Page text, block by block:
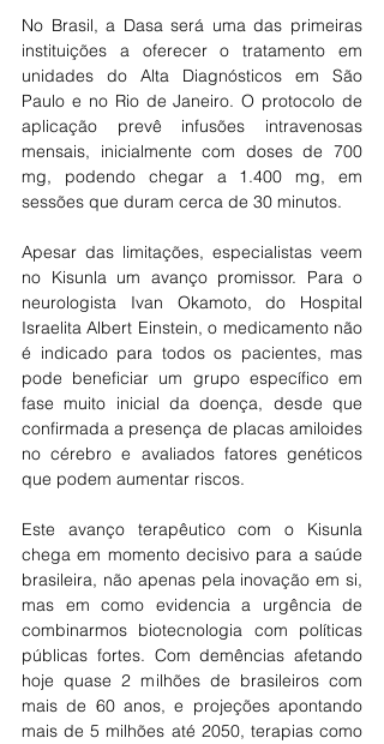
No Brasil, a Dasa será uma das primeiras
instituições a oferecer o tratamento em
unidades do Alta Diagnósticos em São
Paulo e no Rio de Janeiro. O protocolo de
aplicação prevê infusões intravenosas
mensais, inicialmente com doses de 700
mg, podendo chegar a 1.400 mg, em
sessões que duram cerca de 30 minutos.
Apesar das limitações, especialistas veem
no Kisunla um avanço promissor. Para o
neurologista Ivan Okamoto, do Hospital
Israelita Albert Einstein, o medicamento não
é indicado para todos os pacientes, mas
pode beneficiar um grupo específico em
fase muito inicial da doença, desde que
confirmada a presença de placas amiloides
no cérebro e avaliados fatores genéticos
que podem aumentar riscos.
Este avanço terapêutico com o Kisunla
chega em momento decisivo para a saúde
brasileira, não apenas pela inovação em si,
mas em como evidencia a urgência de
combinarmos biotecnologia com políticas
públicas fortes. Com demências afetando
hoje quase 2 milhões de brasileiros com
mais de 60 anos, e projeções apontando
mais de 5 milhões até 2050, terapias como